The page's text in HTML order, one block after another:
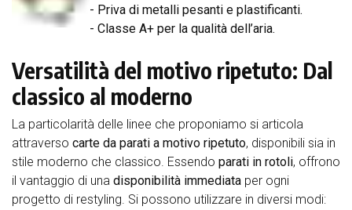
- Priva di metalli pesanti e plastificanti.
- Classe A+ per la qualità dell’aria.
Versatilità del motivo ripetuto: Dal
classico al moderno
La particolarità delle linee che proponiamo si articola
attraverso carte da parati a motivo ripetuto, disponibili sia in
stile moderno che classico. Essendo parati in rotoli, offrono
il vantaggio di una disponibilità immediata per ogni
progetto di restyling. Si possono utilizzare in diversi modi: